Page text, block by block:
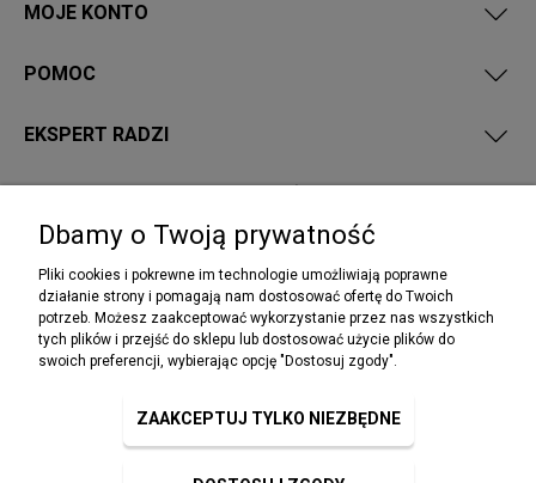
MOJE KONTO
POMOC
EKSPERT RADZI
NEWSLETTER
Podaj swój adres e-mail, jeżeli chcesz otrzymywać
Dbamy o Twoją prywatność
Pliki cookies i pokrewne im technologie umożliwiają poprawne
działanie strony i pomagają nam dostosować ofertę do Twoich
potrzeb. Możesz zaakceptować wykorzystanie przez nas wszystkich
tych plików i przejść do sklepu lub dostosować użycie plików do
swoich preferencji, wybierając opcję "Dostosuj zgody".
ZAAKCEPTUJ TYLKO NIEZBĘDNE